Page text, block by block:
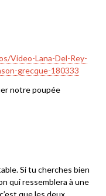
Video-Lana-Del-Rey-
grecque-180333
notre poupée
Si tu cherches bien
qui ressemblera à une